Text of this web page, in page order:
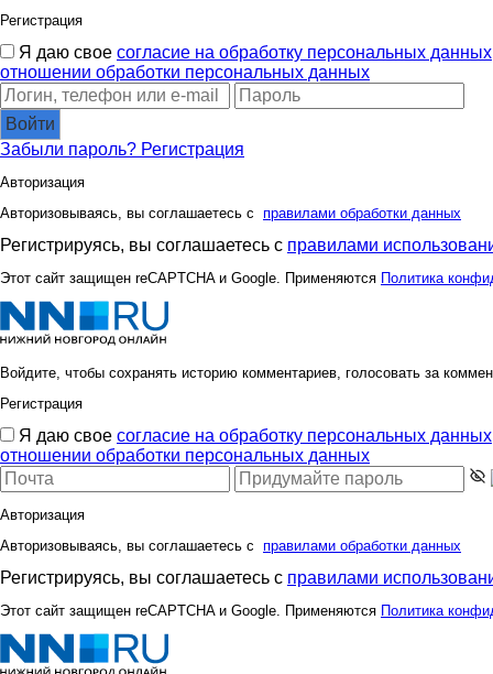
Регистрация
Я даю свое согласие на обработку персональных данных
отношении обработки персональных данных
Войти
Забыли пароль? Регистрация
Авторизация
Авторизовываясь, вы соглашаетесь с правилами обработки данных
Регистрируясь, вы соглашаетесь с правилами
Этот сайт защищен reCAPTCHA и Google. Применяются Политика
Войдите, чтобы сохранять историю комментариев, голосовать за
Регистрация
Я даю свое согласие на обработку персональных данных
отношении обработки персональных данных
Авторизация
Авторизовываясь, вы соглашаетесь с правилами обработки данных
Регистрируясь, вы соглашаетесь с правилами
Этот сайт защищен reCAPTCHA и Google. Применяются Политика